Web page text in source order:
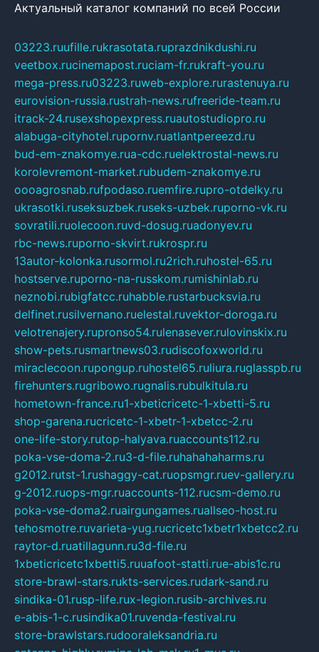
Актуальный каталог компаний по всей России
03223.ruufille.rukrasotata.ruprazdnikdushi.ru
veetbox.rucinemapost.ruciam-fr.rukraft-you.ru
mega-press.ru03223.ruweb-explore.rurastenuya.ru
eurovision-russia.rustrah-news.rufreeride-team.ru
itrack-24.rusexshopexpress.ruautostudiopro.ru
alabuga-cityhotel.rupornv.ruatlantpereezd.ru
bud-em-znakomye.rua-cdc.ruelektrostal-news.ru
korolevremont-market.rubudem-znakomye.ru
oooagrosnab.rufpodaso.ruemfire.rupro-otdelky.ru
ukrasotki.ruseksuzbek.ruseks-uzbek.ruporno-vk.ru
sovratili.ruolecoon.ruvd-dosug.ruadonyev.ru
rbc-news.ruporno-skvirt.rukrospr.ru
13autor-kolonka.rusormol.ru2rich.ruhostel-65.ru
hostserve.ruporno-na-russkom.rumishinlab.ru
neznobi.rubigfatcc.ruhabble.rustarbucksvia.ru
delfinet.rusilvernano.ruelestal.ruvektor-doroga.ru
velotrenajery.rupronso54.rulenasever.rulovinskix.ru
show-pets.rusmartnews03.rudiscofoxworld.ru
miraclecoon.rupongup.ruhostel65.ruliura.ruglasspb.ru
firehunters.rugribowo.rugnalis.rubulkitula.ru
hometown-france.ru1-xbeticricetc-1-xbetti-5.ru
shop-garena.rucricetc-1-xbetr-1-xbetcc-2.ru
one-life-story.rutop-halyava.ruaccounts112.ru
poka-vse-doma-2.ru3-d-file.ruhahahaharms.ru
g2012.rutst-1.rushaggy-cat.ruopsmgr.ruev-gallery.ru
g-2012.ruops-mgr.ruaccounts-112.rucsm-demo.ru
poka-vse-doma2.ruairgungames.ruallseo-host.ru
tehosmotre.ruvarieta-yug.rucricetc1xbetr1xbetcc2.ru
raytor-d.ruatillagunn.ru3d-file.ru
1xbeticricetc1xbetti5.ruuafoot-statti.rue-abis1c.ru
store-brawl-stars.rukts-services.rudark-sand.ru
sindika-01.rusp-life.rux-legion.rusib-archives.ru
e-abis-1-c.rusindika01.ruvenda-festival.ru
store-brawlstars.rudooraleksandria.ru